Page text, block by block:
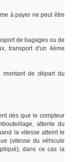
à payer ne peut être
de bagages ou de
transport d'un 4ème
de départ du
dès que le compteur
attente du
la vitesse atteint le
(vitesse du véhicule
dans ce cas la